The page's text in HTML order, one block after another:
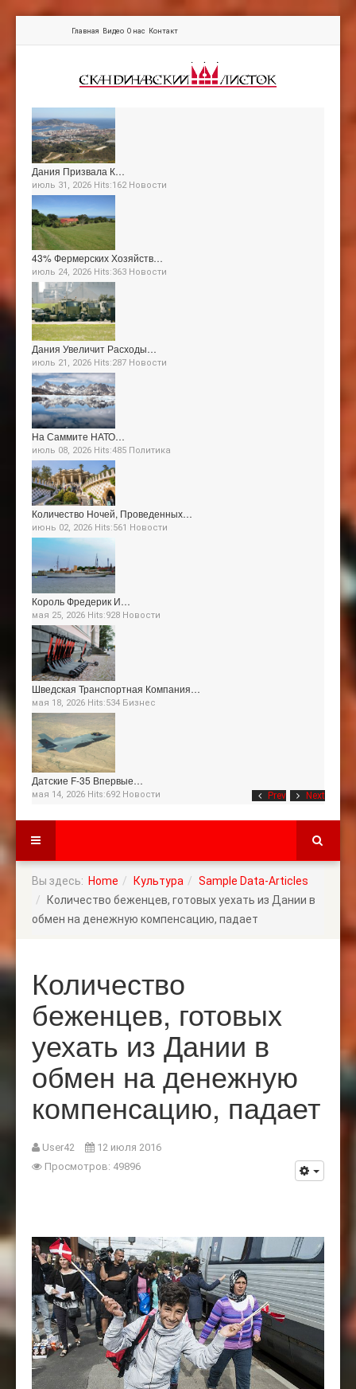
Главная Видео О нас Контакт
Prev Next
Дания Призвала К…
июль 31, 2026 Hits:162 Новости
43% Фермерских Хозяйств…
июль 24, 2026 Hits:363 Новости
Дания Увеличит Расходы…
июль 21, 2026 Hits:287 Новости
На Саммите НАТО…
июль 08, 2026 Hits:485 Политика
Количество Ночей, Проведенных…
июнь 02, 2026 Hits:561 Новости
Король Фредерик И…
мая 25, 2026 Hits:928 Новости
Шведская Транспортная Компания…
мая 18, 2026 Hits:534 Бизнес
Датские F-35 Впервые…
мая 14, 2026 Hits:692 Новости
Вы здесь: Home Культура
Sample Data-Articles
Количество беженцев, готовых уехать из Дании в
обмен на денежную компенсацию, падает
Количество
беженцев, готовых
уехать из Дании в
обмен на денежную
компенсацию, падает
User42
12 июля 2016
Просмотров: 49896